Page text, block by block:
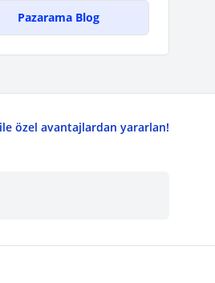
Pazarama Blog
özel avantajlardan yararlan!